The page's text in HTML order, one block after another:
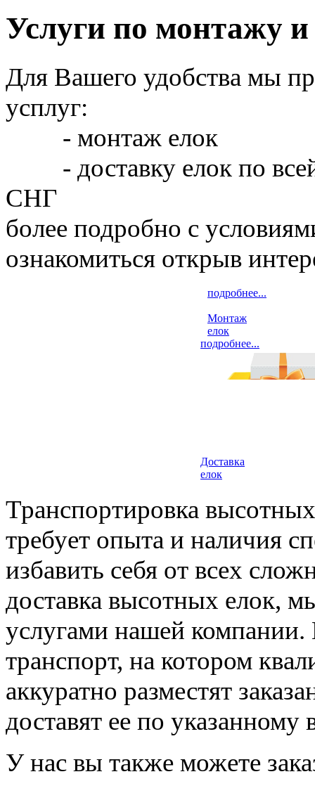
Услуги по монтажу и
Для Вашего удобства мы
усплуг:
- монтаж елок
- доставку елок по всей
СНГ
более подробно с
ознакомиться открыв
подробнее...
Монтаж
елок
подробнее...
Доставка
елок
Транспортировка
требует опыта и наличия
избавить себя от всех
доставка высотных елок,
услугами нашей
транспорт, на котором
аккуратно разместят
доставят ее по указанному
У нас вы также можете